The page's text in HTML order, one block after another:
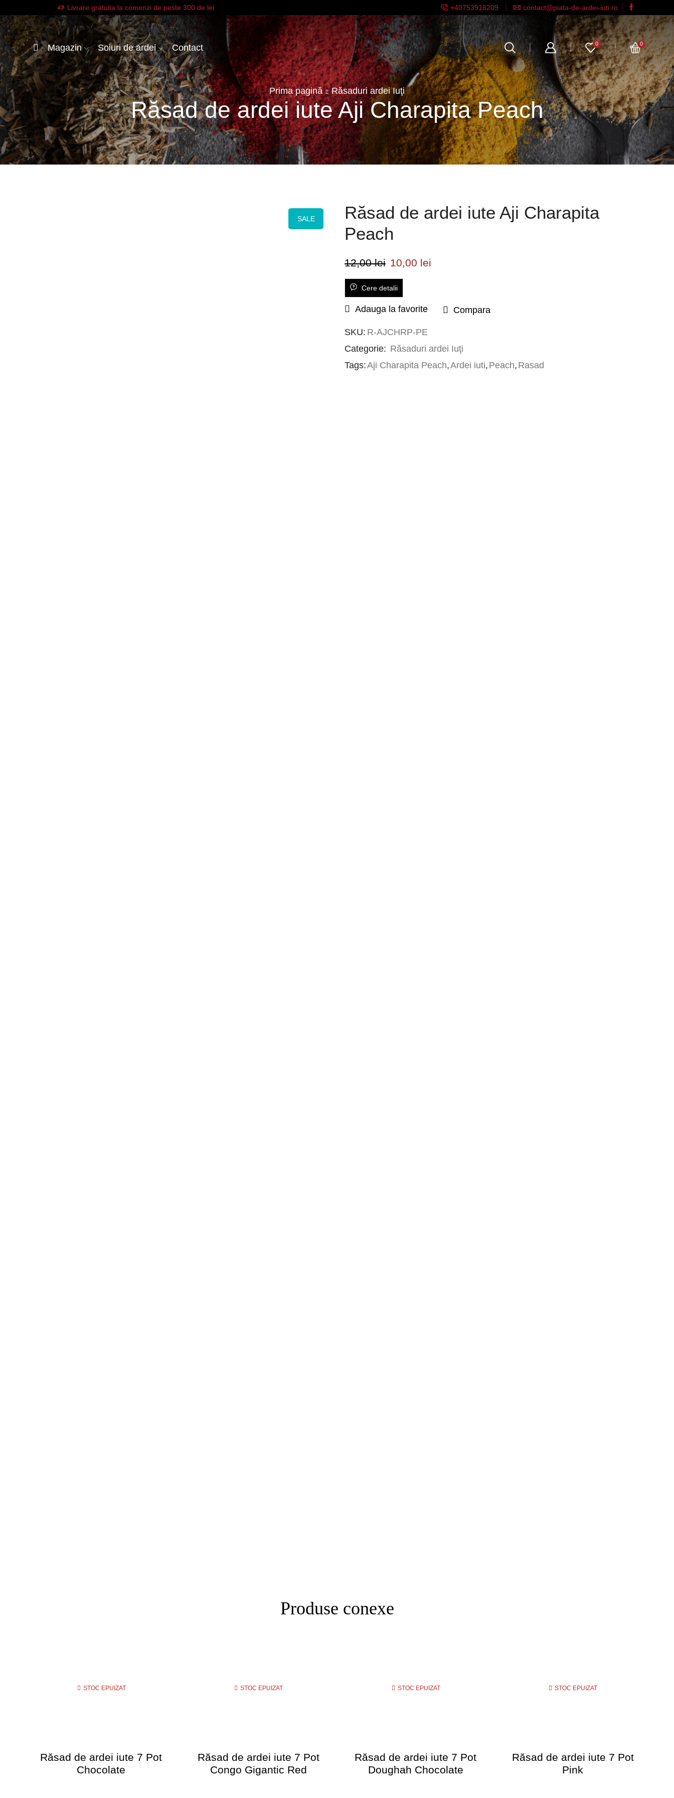
Livrare gratuita la comenzi de peste 300 de lei +40753918209 contact@piata-de-ardei-iuti.ro
Magazin Soiuri de ardei Contact 0 0
Prima pagină Răsaduri ardei Iuţi
Răsad de ardei iute Aji Charapita Peach
SALE
Răsad de ardei iute Aji Charapita
Peach
12,00lei 10,00 lei
Cere detalii
Adauga la favorite Compara
SKU: R-AJCHRP-PE
Categorie: Răsaduri ardei Iuţi
Tags:Aji Charapita Peach,Ardei iuti, Peach, Rasad
Produse conexe
STOC EPUIZAT
Răsad de ardei iute 7 Pot
Chocolate
STOC EPUIZAT
Răsad de ardei iute 7 Pot
Congo Gigantic Red
STOC EPUIZAT
Răsad de ardei iute 7 Pot
Doughah Chocolate
STOC EPUIZAT
Răsad de ardei iute 7 Pot
Pink